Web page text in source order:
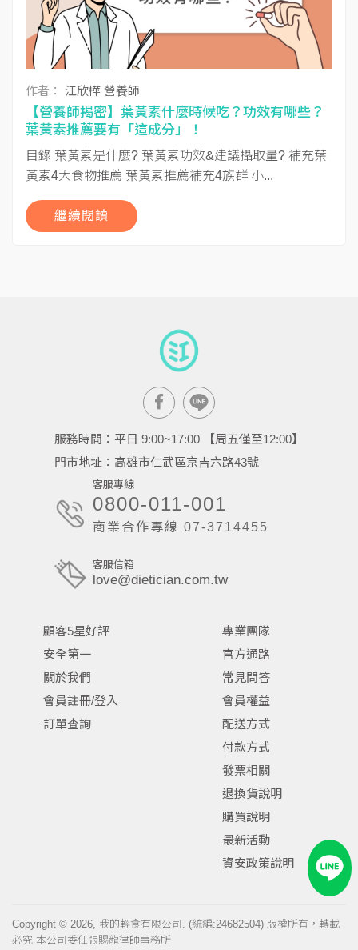
作者： 江欣樺 營養師
【營養師揭密】葉黃素什麼時候吃？功效有哪些？
葉黃素推薦要有「這成分」！
目錄 葉黃素是什麼? 葉黃素功效&建議攝取量? 補充葉
黃素4大食物推薦 葉黃素推薦補充4族群 小...
繼續閱讀
顧客5星好評
安全第一
關於我們
會員註冊/登入
訂單查詢
專業團隊
官方通路
常見問答
會員權益
配送方式
付款方式
發票相關
退換貨說明
購買說明
最新活動
資安政策說明
服務時間：平日 9:00~17:00 【周五僅至12:00】
門市地址：高雄市仁武區京吉六路43號
客服專線
0800-011-001
商業合作專線 07-3714455
客服信箱
love@dietician.com.tw
Copyright © 2026, 我的輕食有限公司. (統編:24682504) 版權所有，轉載
必究 本公司委任張賜龍律師事務所